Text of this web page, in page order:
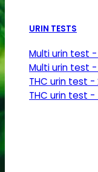
URIN TESTS
Multi urin test
Multi urin test
THC urin test
THC urin test